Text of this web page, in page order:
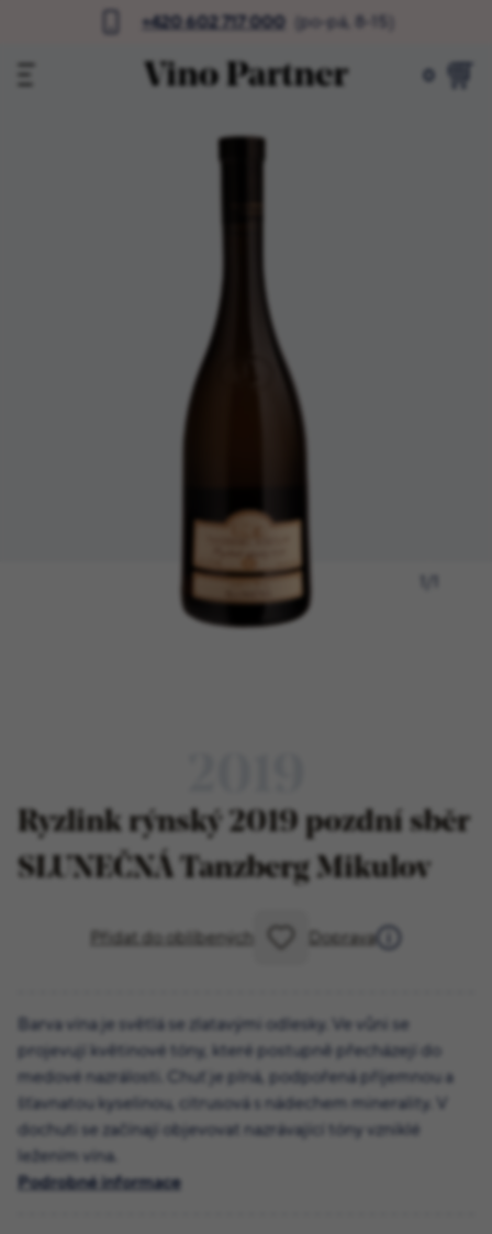
+420 602 717 000 (po-pá, 8-15)
0
Ryzlink rýnský 2019 pozdní sběr
SLUNEČNÁ Tanzberg Mikulov
Přidat do oblíbených Doprava
Barva vína je světlá se zlatavými odlesky. Ve vůni se
projevují květinové tóny, které postupně přecházejí do
medové nazrálosti. Chuť je plná, podpořená příjemnou a
šťavnatou kyselinou, citrusová s nádechem minerality. V
dochuti se začínají objevovat nazrávající tóny vzniklé
ležením vína.
Podrobné informace